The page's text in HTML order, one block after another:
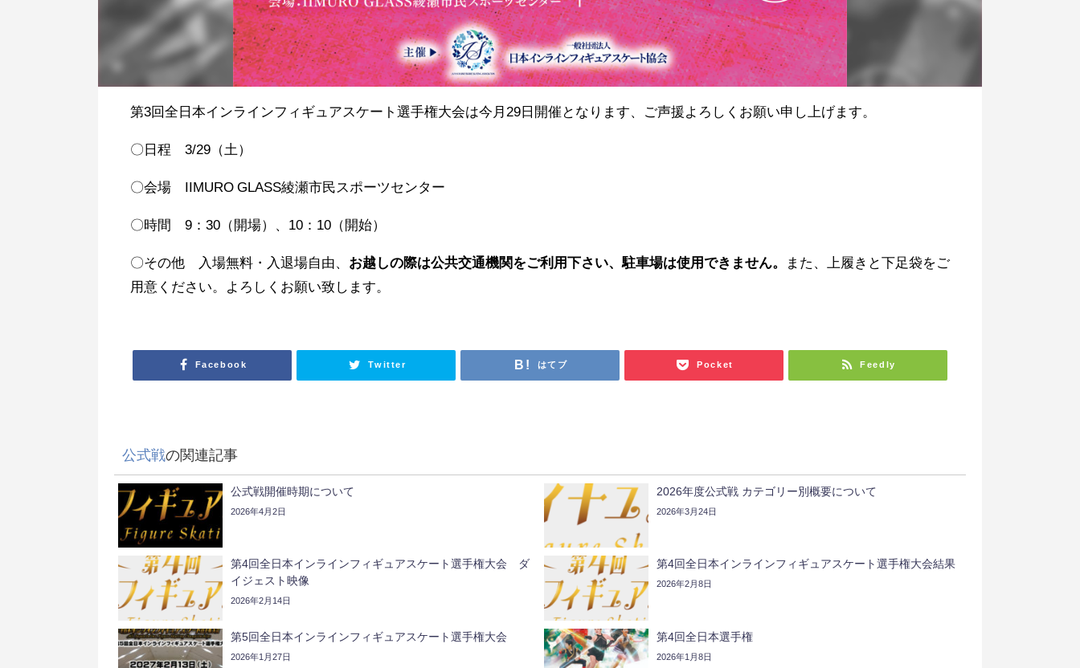
第3回全日本インラインフィギュアスケート選手権大会は今月29日開催となります、ご声援よろしくお願い申し上げます。
〇日程 3/29（土）
〇会場 IIMURO GLASS綾瀬市民スポーツセンター
〇時間 9：30（開場）、10：10（開始）
〇その他 入場無料・入退場自由、 お越しの際は公共交通機関をご利用下さい、駐車場は使用できません。
また、上履きと下足袋をご
用意ください。よろしくお願い致します。
Facebook Twitter はてブ Pocket Feedly
公式戦の関連記事
公式戦開催時期について
2026年4月2日
2026年度公式戦 カテゴリー別概要について
2026年3月24日
第4回全日本インラインフィギュアスケート選手権大会 ダ
イジェスト映像
2026年2月14日
第4回全日本インラインフィギュアスケート選手権大会結果
2026年2月8日
第5回全日本インラインフィギュアスケート選手権大会
2026年1月27日
第4回全日本選手権
2026年1月8日